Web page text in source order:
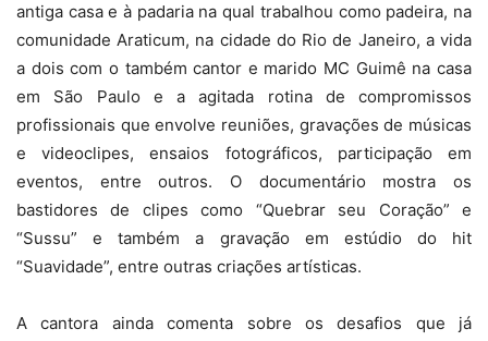
antiga casa e à padaria na qual trabalhou como padeira, na
comunidade Araticum, na cidade do Rio de Janeiro, a vida
a dois com o também cantor e marido MC Guimê na casa
em São Paulo e a agitada rotina de compromissos
profissionais que envolve reuniões, gravações de músicas
e videoclipes, ensaios fotográficos, participação em
eventos, entre outros. O documentário mostra os
bastidores de clipes como “Quebrar seu Coração” e
“Sussu” e também a gravação em estúdio do hit
“Suavidade”, entre outras criações artísticas.
A cantora ainda comenta sobre os desafios que já